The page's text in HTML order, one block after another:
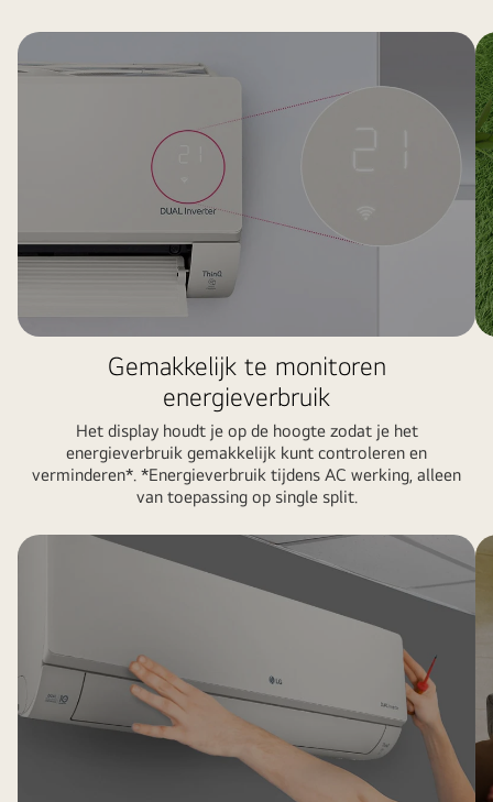
Gemakkelijk te monitoren
energieverbruik
Het display houdt je op de hoogte zodat je het
energieverbruik gemakkelijk kunt controleren en
verminderen*. *Energieverbruik tijdens AC werking, alleen
van toepassing op single split.